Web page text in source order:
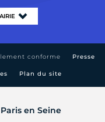
Paris en Seine
conforme Presse
Plan du site